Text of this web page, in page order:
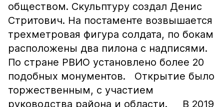
обществом. Скульптуру создал Денис
Стритович. На постаменте возвышается
трехметровая фигура солдата, по бокам
расположены два пилона с надписями.
По стране РВИО установлено более 20
подобных монументов. Открытие было
торжественным, с участием
руководства района и области. В 2019